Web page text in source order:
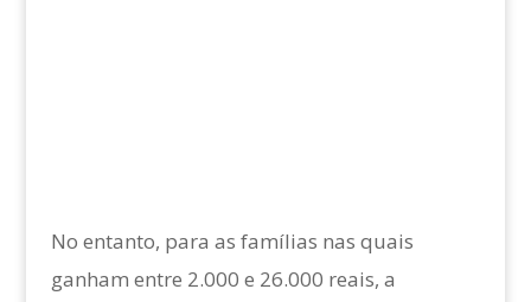
No entanto, para as famílias nas quais
ganham entre 2.000 e 26.000 reais, a